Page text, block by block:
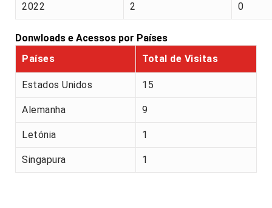
2022 2 0
Donwloads e Acessos por Países
Países
Total de Visitas
Estados Unidos 15
Alemanha 9
Letónia 1
Singapura 1